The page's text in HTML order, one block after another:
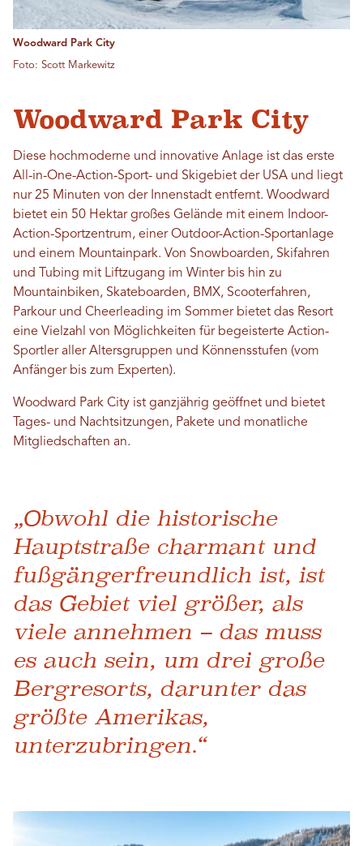
Woodward Park City
Foto: Scott Markewitz
Woodward Park City
Diese hochmoderne und innovative Anlage ist das erste
All-in-One-Action-Sport- und Skigebiet der USA und liegt
nur 25 Minuten von der Innenstadt entfernt. Woodward
bietet ein 50 Hektar großes Gelände mit einem Indoor-
Action-Sportzentrum, einer Outdoor-Action-Sportanlage
und einem Mountainpark. Von Snowboarden, Skifahren
und Tubing mit Liftzugang im Winter bis hin zu
Mountainbiken, Skateboarden, BMX, Scooterfahren,
Parkour und Cheerleading im Sommer bietet das Resort
eine Vielzahl von Möglichkeiten für begeisterte Action-
Sportler aller Altersgruppen und Könnensstufen (vom
Anfänger bis zum Experten).
Woodward Park City ist ganzjährig geöffnet und bietet
Tages- und Nachtsitzungen, Pakete und monatliche
Mitgliedschaften an.
„Obwohl die historische
Hauptstraße charmant und
fußgängerfreundlich ist, ist
das Gebiet viel größer, als
viele annehmen – das muss
es auch sein, um drei große
Bergresorts, darunter das
größte Amerikas,
unterzubringen.“